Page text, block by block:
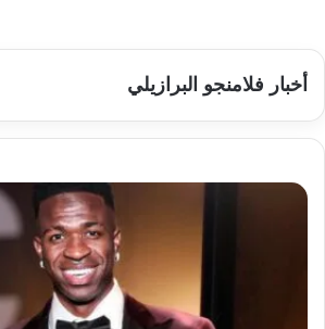
أخبار فلامنجو البرازيلي